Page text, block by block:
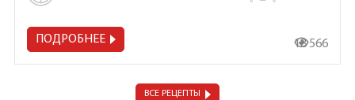
ПОДРОБНЕЕ 18 566
ВСЕ РЕЦЕПТЫ